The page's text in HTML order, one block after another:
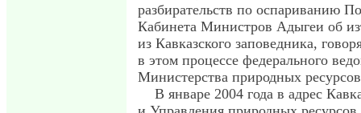
разбирательств по оспариванию
Кабинета Министров Адыгеи об
из Кавказского заповедника,
в этом процессе федерального
Министерства природных
В январе 2004 года в адрес